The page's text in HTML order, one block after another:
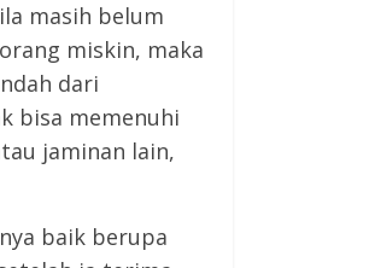
masih belum
miskin, maka
dari
bisa memenuhi
jaminan lain,
baik berupa